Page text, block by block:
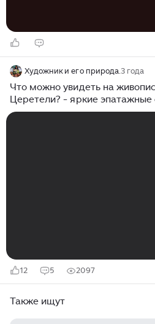
Художник и его природа.3 года
Что можно увидеть на
Церетели? - яркие эпатажные
направления в творчестве
12 5 2097
Также ищут